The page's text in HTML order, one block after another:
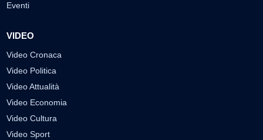
Eventi
VIDEO
Video Cronaca
Video Politica
Video Attualità
Video Economia
Video Cultura
Video Sport